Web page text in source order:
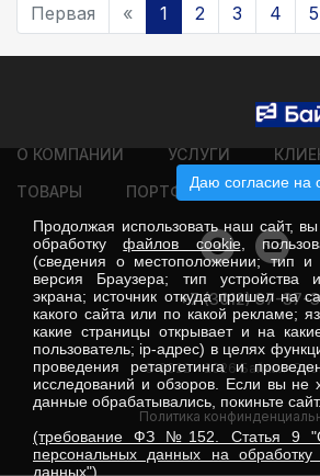
Первая « 1 2 3 4 5
О КОМПАНИИ УСЛУГИ
ТОВАРЫ
ПОРТФОЛИО
+7 (3012) 37-37-
© 2022 - 2026 Байкал-
Политика
Даю согласие на
Продолжая использовать наш сайт,
обработкуфайлов cookie,
(сведения о местоположении; тип
версия Браузера; тип устройства
экрана; источник откуда пришел на
какого сайта или по какой рекламе;
какие страницы открывает и на
пользователь; ip-адрес) в целях
проведения ретаргетинга и
исследований и обзоров. Если вы не
данные обрабатывались, покиньте сайт.
(требование ФЗ №152. Статья 9
персональных данных на обработку
данных")